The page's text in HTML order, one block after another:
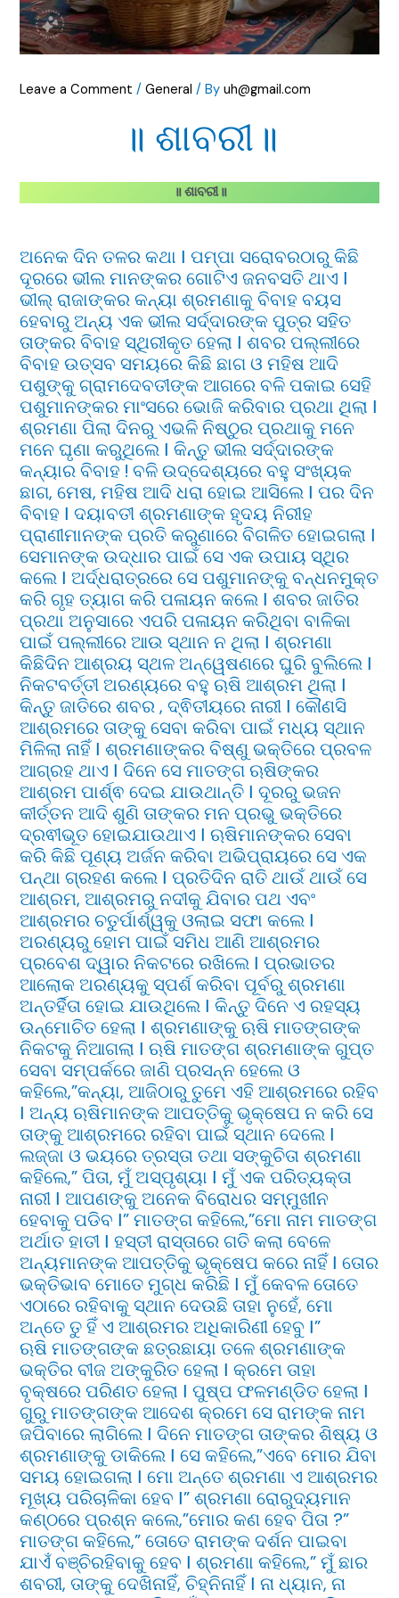
Leave a Comment /General / Byuh@gmail.com
॥ ଶାବରୀ॥
॥ ଶାବରୀ॥
ଅନେକ ଦିନ ତଳର କଥା Ι ପମ୍ପା ସରୋବରଠାରୁ କିଛି
ଦୂରରେ ଭୀଲ ମାନଙ୍କର ଗୋଟିଏ ଜନବସତି ଥାଏ Ι
ଭୀଲ୍ ରାଜାଙ୍କର କନ୍ୟା ଶ୍ରମଣାକୁ ବିବାହ ବୟସ
ହେବାରୁ ଅନ୍ୟ ଏକ ଭୀଲ ସର୍ଦ୍ଦାରଙ୍କ ପୁତ୍ର ସହିତ
ତାଙ୍କର ବିବାହ ସ୍ଥିରୀକୃତ ହେଲା Ι ଶବର ପଲ୍ଲୀରେ
ବିବାହ ଉତ୍ସବ ସମୟରେ କିଛି ଛାଗ ଓ ମହିଷ ଆଦି
ପଶୁଙ୍କୁ ଗ୍ରାମଦେବତୀଙ୍କ ଆଗରେ ବଳି ପକାଇ ସେହି
ପଶୁମାନଙ୍କର ମାଂସରେ ଭୋଜି କରିବାର ପ୍ରଥା ଥିଲା Ι
ଶ୍ରମଣା ପିଲା ଦିନରୁ ଏଭଳି ନିଷ୍ଠୁର ପ୍ରଥାକୁ ମନେ
ମନେ ଘୃଣା କରୁଥିଲେ Ι କିନ୍ତୁ ଭୀଲ ସର୍ଦ୍ଦାରଙ୍କ
କନ୍ୟାର ବିବାହ ! ବଳି ଉଦ୍ଦେଶ୍ୟରେ ବହୁ ସଂଖ୍ୟକ
ଛାଗ, ମେଷ, ମହିଷ ଆଦି ଧରା ହୋଇ ଆସିଲେ Ι ପର ଦିନ
ବିବାହ Ι ଦୟାବତୀ ଶ୍ରମଣାଙ୍କ ହୃଦୟ ନିରୀହ
ପ୍ରାଣୀମାନଙ୍କ ପ୍ରତି କରୁଣାରେ ବିଗଳିତ ହୋଇଗଲା Ι
ସେମାନଙ୍କ ଉଦ୍ଧାର ପାଇଁ ସେ ଏକ ଉପାୟ ସ୍ଥିର
କଲେ Ι ଅର୍ଦ୍ଧରାତ୍ରରେ ସେ ପଶୁମାନଙ୍କୁ ବନ୍ଧନମୁକ୍ତ
କରି ଗୃହ ତ୍ୟାଗ କରି ପଳାୟନ କଲେ Ι ଶବର ଜାତିର
ପ୍ରଥା ଅନୁସାରେ ଏପରି ପଳାୟନ କରିଥିବା ବାଳିକା
ପାଇଁ ପଲ୍ଲୀରେ ଆଉ ସ୍ଥାନ ନ ଥିଲା Ι ଶ୍ରମଣା
କିଛିଦିନ ଆଶ୍ରୟ ସ୍ଥଳ ଅନ୍ୱେଷଣରେ ଘୁରି ବୁଲିଲେ Ι
ନିକଟବର୍ତ୍ତୀ ଅରଣ୍ୟରେ ବହୁ ଋଷି ଆଶ୍ରମ ଥିଲା Ι
କିନ୍ତୁ ଜାତିରେ ଶବର , ଦ୍ଵିତୀୟରେ ନାରୀ Ι କୌଣସି
ଆଶ୍ରମରେ ତାଙ୍କୁ ସେବା କରିବା ପାଇଁ ମଧ୍ୟ ସ୍ଥାନ
ମିଳିଲା ନାହିଁ Ι ଶ୍ରମଣାଙ୍କର ବିଷ୍ଣୁ ଭକ୍ତିରେ ପ୍ରବଳ
ଆଗ୍ରହ ଥାଏ Ι ଦିନେ ସେ ମାତଙ୍ଗ ଋଷିଙ୍କର
ଆଶ୍ରମ ପାର୍ଶ୍ଵ ଦେଇ ଯାଉଥାନ୍ତି Ι ଦୂରରୁ ଭଜନ
କୀର୍ତ୍ତନ ଆଦି ଶୁଣି ତାଙ୍କର ମନ ପ୍ରଭୁ ଭକ୍ତିରେ
ଦ୍ରଵୀଭୂତ ହୋଇଯାଉଥାଏ Ι ଋଷିମାନଙ୍କର ସେବା
କରି କିଛି ପୂଣ୍ୟ ଅର୍ଜନ କରିବା ଅଭିପ୍ରାୟରେ ସେ ଏକ
ପନ୍ଥା ଗ୍ରହଣ କଲେ Ι ପ୍ରତିଦିନ ରାତି ଥାଉଁ ଥାଉଁ ସେ
ଆଶ୍ରମ, ଆଶ୍ରମରୁ ନଦୀକୁ ଯିବାର ପଥ ଏବଂ
ଆଶ୍ରମର ଚତୁର୍ପାର୍ଶ୍ୱକୁ ଓଲାଇ ସଫା କଲେ Ι
ଅରଣ୍ୟରୁ ହୋମ ପାଇଁ ସମିଧ ଆଣି ଆଶ୍ରମର
ପ୍ରବେଶ ଦ୍ୱାର ନିକଟରେ ରଖିଲେ Ι ପ୍ରଭାତର
ଆଲୋକ ଅରଣ୍ୟକୁ ସ୍ପର୍ଶ କରିବା ପୂର୍ବରୁ ଶ୍ରମଣା
ଅନ୍ତର୍ହିତା ହୋଇ ଯାଉଥିଲେ Ι କିନ୍ତୁ ଦିନେ ଏ ରହସ୍ୟ
ଉନ୍ମୋଚିତ ହେଲା Ι ଶ୍ରମଣାଙ୍କୁ ଋଷି ମାତଙ୍ଗଙ୍କ
ନିକଟକୁ ନିଆଗଲା Ι ଋଷି ମାତଙ୍ଗ ଶ୍ରମଣାଙ୍କ ଗୁପ୍ତ
ସେବା ସମ୍ପର୍କରେ ଜାଣି ପ୍ରସନ୍ନ ହେଲେ ଓ
କହିଲେ,”କନ୍ୟା, ଆଜିଠାରୁ ତୁମେ ଏହି ଆଶ୍ରମରେ ରହିବ
Ι ଅନ୍ୟ ଋଷିମାନଙ୍କ ଆପତ୍ତିକୁ ଭୃକ୍ଷେପ ନ କରି ସେ
ତାଙ୍କୁ ଆଶ୍ରମରେ ରହିବା ପାଇଁ ସ୍ଥାନ ଦେଲେ Ι
ଲଜ୍ଜା ଓ ଭୟରେ ତ୍ରସ୍ତା ତଥା ସଙ୍କୁଚିତା ଶ୍ରମଣା
କହିଲେ,” ପିତା, ମୁଁ ଅସ୍ପୃଶ୍ୟା Ι ମୁଁ ଏକ ପରିତ୍ୟକ୍ତା
ନାରୀ Ι ଆପଣଙ୍କୁ ଅନେକ ବିରୋଧର ସମ୍ମୁଖୀନ
ହେବାକୁ ପଡିବ Ι” ମାତଙ୍ଗ କହିଲେ,”ମୋ ନାମ ମାତଙ୍ଗ
ଅର୍ଥାତ ହାତୀ Ι ହସ୍ତୀ ରାସ୍ତାରେ ଗତି କଲା ବେଳେ
ଅନ୍ୟମାନଙ୍କ ଆପତ୍ତିକୁ ଭୃକ୍ଷେପ କରେ ନାହିଁ Ι ତୋର
ଭକ୍ତିଭାବ ମୋତେ ମୁଗ୍ଧ କରିଛି Ι ମୁଁ କେବଳ ତୋତେ
ଏଠାରେ ରହିବାକୁ ସ୍ଥାନ ଦେଉଛି ତାହା ନୁହେଁ, ମୋ
ଅନ୍ତେ ତୁ ହିଁ ଏ ଆଶ୍ରମର ଅଧିକାରିଣୀ ହେବୁ Ι”
ଋଷି ମାତଙ୍ଗଙ୍କ ଛତ୍ରଛାୟା ତଳେ ଶ୍ରମଣାଙ୍କ
ଭକ୍ତିର ବୀଜ ଅଙ୍କୁରିତ ହେଲା Ι କ୍ରମେ ତାହା
ବୃକ୍ଷରେ ପରିଣତ ହେଲା Ι ପୁଷ୍ପ ଫଳମଣ୍ଡିତ ହେଲା Ι
ଗୁରୁ ମାତଙ୍ଗଙ୍କ ଆଦେଶ କ୍ରମେ ସେ ରାମଙ୍କ ନାମ
ଜପିବାରେ ଲାଗିଲେ Ι ଦିନେ ମାତଙ୍ଗ ତାଙ୍କର ଶିଷ୍ୟ ଓ
ଶ୍ରମଣାଙ୍କୁ ଡାକିଲେ Ι ସେ କହିଲେ,”ଏବେ ମୋର ଯିବା
ସମୟ ହୋଇଗଲା Ι ମୋ ଅନ୍ତେ ଶ୍ରମଣା ଏ ଆଶ୍ରମର
ମୂଖ୍ୟ ପରିଚାଳିକା ହେବ Ι” ଶ୍ରମଣା ରୋରୁଦ୍ୟମାନ
କଣ୍ଠରେ ପ୍ରଶ୍ନ କଲେ,”ମୋର କଣ ହେବ ପିତା ?”
ମାତଙ୍ଗ କହିଲେ,” ତୋତେ ରାମଙ୍କ ଦର୍ଶନ ପାଇବା
ଯାଏଁ ବଞ୍ଚିରହିବାକୁ ହେବ Ι ଶ୍ରମଣା କହିଲେ,” ମୁଁ ଛାର
ଶବରୀ, ତାଙ୍କୁ ଦେଖିନାହିଁ, ଚିହ୍ନିନାହିଁ Ι ନା ଧ୍ୟାନ, ନା